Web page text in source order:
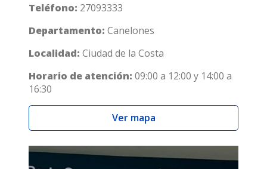
Teléfono: 27093333
Departamento: Canelones
Localidad: Ciudad de la Costa
Horario de atención: 09:00 a 12:00 y 14:00 a
16:30
Ver mapa